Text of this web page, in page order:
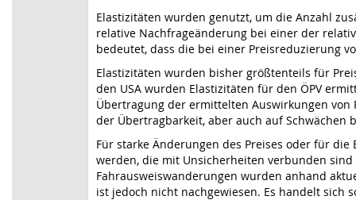
Elastizitäten wurden genutzt, um die Anzahl
relative Nachfrageänderung bei einer der
bedeutet, dass die bei einer Preisreduzierung
Elastizitäten wurden bisher größtenteils für
den USA wurden Elastizitäten für den ÖPV
Übertragung der ermittelten Auswirkungen
der Übertragbarkeit, aber auch auf Schwächen
Für starke Änderungen des Preises oder für
werden, die mit Unsicherheiten verbunden
Fahrausweiswanderungen wurden anhand
ist jedoch nicht nachgewiesen. Es handelt